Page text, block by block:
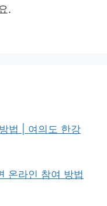
.
법 | 여의도 한강
온라인 참여 방법